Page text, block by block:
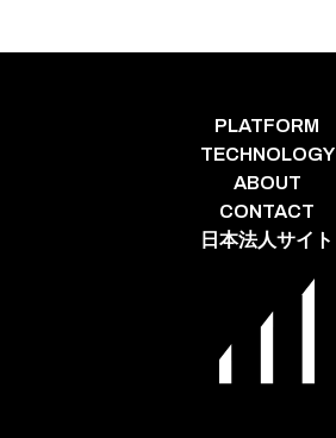
PLATFORM
TECHNOLOGY
ABOUT
CONTACT
日本法人サイト